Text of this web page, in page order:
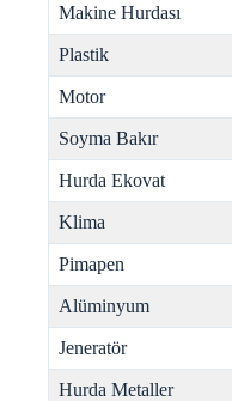
Makine Hurdası
Plastik
Motor
Soyma Bakır
Hurda Ekovat
Klima
Pimapen
Alüminyum
Jeneratör
Hurda Metaller